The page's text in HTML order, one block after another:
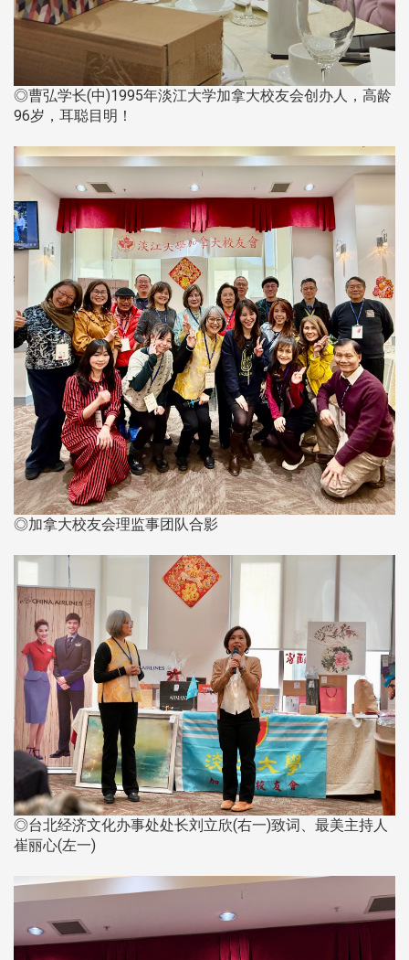
◎曹弘学长(中)1995年淡江大学加拿大校友会创办人，高龄
96岁，耳聪目明！
◎加拿大校友会理监事团队合影
◎台北经济文化办事处处长刘立欣(右一)致词、最美主持人
崔丽心(左一)